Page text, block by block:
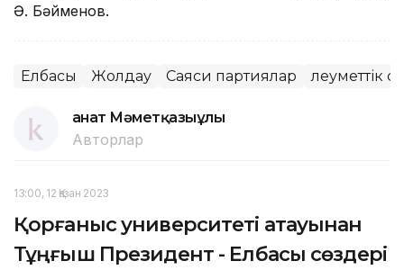
Ә. Бәйменов.
Елбасы Жолдау Саяси партиялар Әлеуметтік
Қанат Мәметқазыұлы
Авторлар
13:00, 12 Қазан 2023
Қорғаныс университеті атауынан
Тұңғыш Президент - Елбасы сөздері